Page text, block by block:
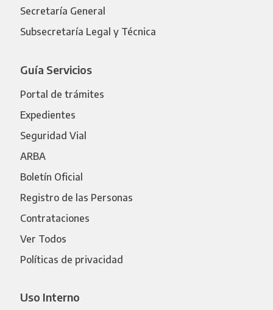
Secretaría General
Subsecretaría Legal y Técnica
Guía Servicios
Portal de trámites
Expedientes
Seguridad Vial
ARBA
Boletín Oficial
Registro de las Personas
Contrataciones
Ver Todos
Políticas de privacidad
Uso Interno